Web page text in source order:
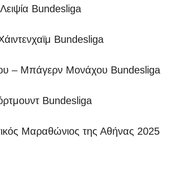
Bundesliga
Bundesliga
– Μπάγερν Μονάχου Bundesliga
Bundesliga
Μαραθώνιος της Αθήνας 2025